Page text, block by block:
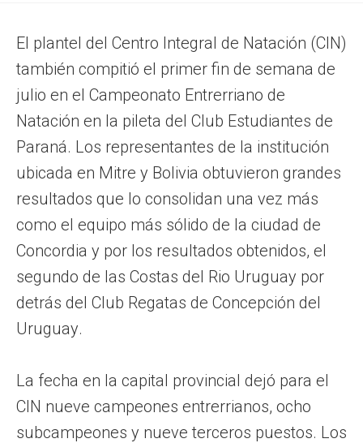
El plantel del Centro Integral de Natación (CIN)
también compitió el primer fin de semana de
julio en el Campeonato Entrerriano de
Natación en la pileta del Club Estudiantes de
Paraná. Los representantes de la institución
ubicada en Mitre y Bolivia obtuvieron grandes
resultados que lo consolidan una vez más
como el equipo más sólido de la ciudad de
Concordia y por los resultados obtenidos, el
segundo de las Costas del Rio Uruguay por
detrás del Club Regatas de Concepción del
Uruguay.
La fecha en la capital provincial dejó para el
CIN nueve campeones entrerrianos, ocho
subcampeones y nueve terceros puestos. Los